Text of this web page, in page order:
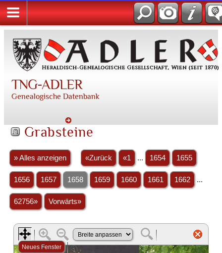
TNG-ADLER
Genealogische Datenbank
Grabsteine
» Alles anzeigen «Zurück «1 ... 1654 1655
1656 1657 1658 1659 1660 1661 1662 ...
62756» Vorwärts»